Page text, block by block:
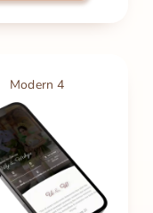
Modern 4